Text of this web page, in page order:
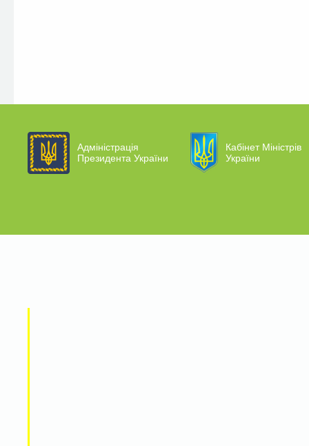
Адміністрація
Президента України
Кабінет Міністрів
України